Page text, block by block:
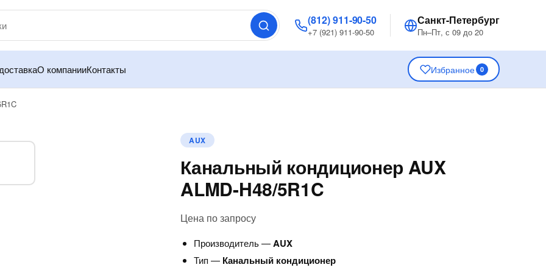
(812) 911-90-50
+7 (921) 911-90-50
Санкт-Петербург
Пн–Пт, с 09 до 20
О компанииКонтакты Избранное 0
AUX
Канальный кондиционер AUX
ALMD-H48/5R1C
Цена по запросу
Производитель —AUX
Тип — Канальный кондиционер